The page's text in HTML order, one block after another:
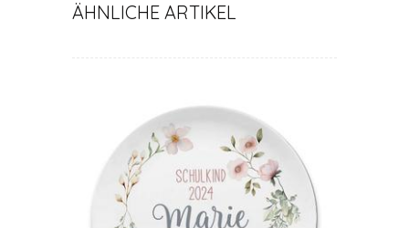
ÄHNLICHE ARTIKEL